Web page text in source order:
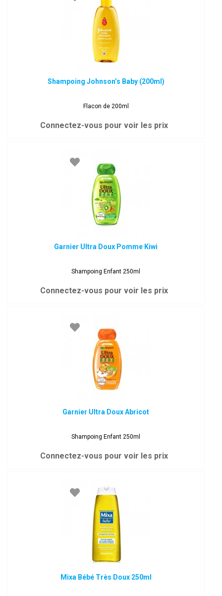
Shampoing Johnson’s Baby (200ml)
Flacon de 200ml
Connectez-vous pour voir les prix
Garnier Ultra Doux Pomme Kiwi
Shampoing Enfant 250ml
Connectez-vous pour voir les prix
Garnier Ultra Doux Abricot
Shampoing Enfant 250ml
Connectez-vous pour voir les prix
Mixa Bébé Très Doux 250ml